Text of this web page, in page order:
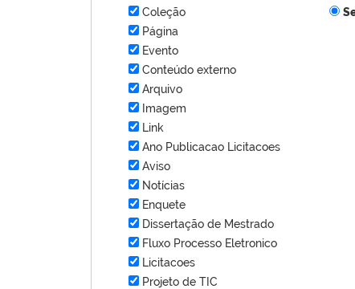
Coleção
Página
Evento
Conteúdo externo
Arquivo
Imagem
Link
Ano Publicacao Licitacoes
Aviso
Notícias
Enquete
Dissertação de Mestrado
Fluxo Processo Eletronico
Licitacoes
Projeto de TIC